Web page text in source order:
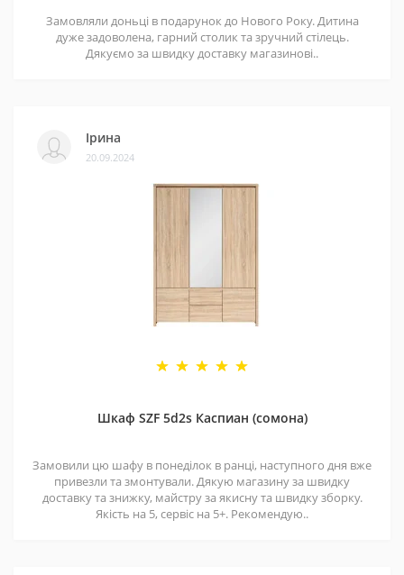
Замовляли доньці в подарунок до Нового Року. Дитина
дуже задоволена, гарний столик та зручний стілець.
Дякуємо за швидку доставку магазинові..
Ірина
20.09.2024
Шкаф SZF 5d2s Каспиан (сомона)
Замовили цю шафу в понеділок в ранці, наступного дня вже
привезли та змонтували. Дякую магазину за швидку
доставку та знижку, майстру за якисну та швидку зборку.
Якість на 5, сервіс на 5+. Рекомендую..